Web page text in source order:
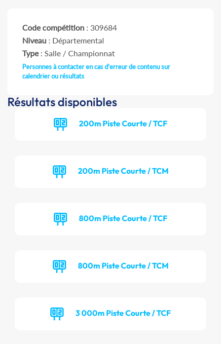
Code compétition : 309684
Niveau : Départemental
Type: Salle / Championnat
Personnes à contacter en cas d'erreur de contenu sur
calendrier ou résultats
Résultats disponibles
200m Piste Courte / TCF
200m Piste Courte / TCM
800m Piste Courte / TCF
800m Piste Courte / TCM
3 000m Piste Courte / TCF